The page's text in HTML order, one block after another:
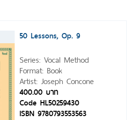
50 Lessons, Op. 9
Series: Vocal Method
Format: Book
Artist: Joseph Concone
400.00 บาท
Code HL50259430
ISBN 9780793553563